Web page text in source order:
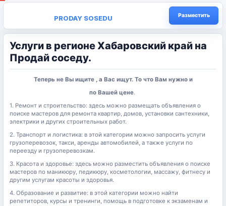
PRODAY SOSEDU Разместить
Услуги в регионе Хабаровский край на
Продай соседу.
Теперь не Вы ищите , а Вас ищут. То что Вам нужно и
по Вашей цене.
1. Ремонт и строительство: здесь можно размещать объявления о
поиске мастеров для ремонта квартир, домов, установки сантехники,
электрики и других строительных работ.
2. Транспорт и логистика: в этой категории можно запросить услуги
грузоперевозок, такси, аренды автомобилей, а также услуги по
переезду и грузоперевозкам.
3. Красота и здоровье: здесь можно разместить объявления о поиске
мастеров по маникюру, педикюру, косметологии, массажу, фитнесу и
другим услугам красоты и здоровья.
4. Образование и развитие: в этой категории можно найти
репетиторов, курсы и тренинги, помощь в подготовке к экзаменам и